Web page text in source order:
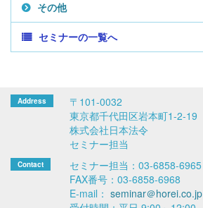
その他
セミナーの一覧へ
〒101-0032
東京都千代田区岩本町1-2-19
株式会社日本法令
セミナー担当
セミナー担当：03-6858-6965
FAX番号：03-6858-6968
E-mail： seminar＠horei.co.jp